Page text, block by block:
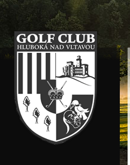
Golf klub Hluboká
nad Vltavou